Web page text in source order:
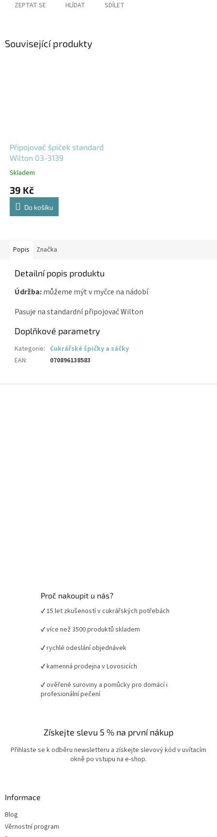
ZEPTAT SE HLÍDAT SDÍLET
Související produkty
Připojovač špiček standard
Wilton 03-3139
Skladem
39 Kč
Do košíku
Popis Značka
Detailní popis produktu
Údržba:můžeme mýt v myčce na nádobí
Pasuje na standardní připojovač Wilton
Doplňkové parametry
Kategorie: Cukrářské špičky a sáčky
EAN: 070896138583
Proč nakoupit u nás?
✔ 15 let zkušeností v cukrářských potřebách
✔ více než 3500 produktů skladem
✔ rychlé odeslání objednávek
✔ kamenná prodejna v Lovosicích
✔ ověřené suroviny a pomůcky pro domácí i
profesionální pečení
Získejte slevu 5 % na první nákup
Přihlaste se k odběru newsletteru a získejte slevový kód v uvítacím
okně po vstupu na e-shop.
Informace
Blog
Věrnostní program